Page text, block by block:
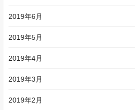
2019年6月
2019年5月
2019年4月
2019年3月
2019年2月